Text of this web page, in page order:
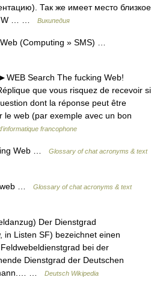
Так же имеет место близкое
… …
Википедия
(Computing » SMS) …
Search The fucking Web!
que vous risquez de recevoir si
dont la réponse peut être
le web (par exemple avec un bon
francophone
Web …
Glossary of chat acronyms & text
web …
Glossary of chat acronyms & text
Der Dienstgrad
in Listen SF) bezeichnet einen
bei der
Dienstgrad der Deutschen
…
Deutsch Wikipedia